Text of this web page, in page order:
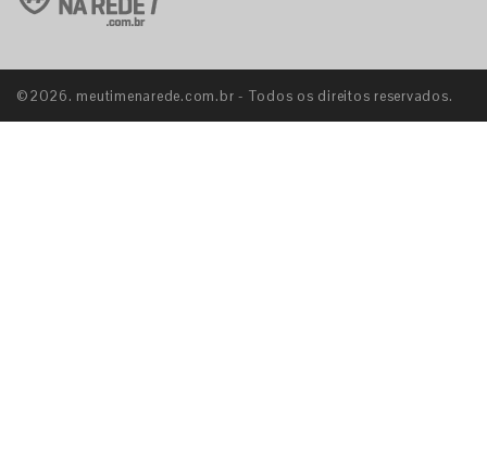
©2026. meutimenarede.com.br - Todos os direitos reservados.